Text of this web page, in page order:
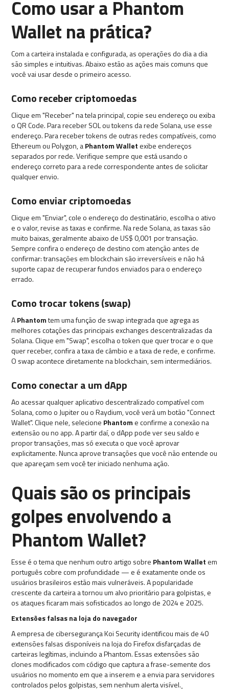
Como usar a Phantom
Wallet na prática?
Com a carteira instalada e configurada, as operações do dia a dia
são simples e intuitivas. Abaixo estão as ações mais comuns que
você vai usar desde o primeiro acesso.
Como receber criptomoedas
Clique em "Receber" na tela principal, copie seu endereço ou exiba
o QR Code. Para receber SOL ou tokens da rede Solana, use esse
endereço. Para receber tokens de outras redes compatíveis, como
Ethereum ou Polygon, aPhantom Wallet exibe endereços
separados por rede. Verifique sempre que está usando o
endereço correto para a rede correspondente antes de solicitar
qualquer envio.
Como enviar criptomoedas
Clique em "Enviar", cole o endereço do destinatário, escolha o ativo
e o valor, revise as taxas e confirme. Na rede Solana, as taxas são
muito baixas, geralmente abaixo de US$ 0,001 por transação.
Sempre confira o endereço de destino com atenção antes de
confirmar: transações em blockchain são irreversíveis e não há
suporte capaz de recuperar fundos enviados para o endereço
errado.
Como trocar tokens (swap)
APhantomtem uma função de swap integrada que agrega as
melhores cotações das principais exchanges descentralizadas da
Solana. Clique em "Swap", escolha o token que quer trocar e o que
quer receber, confira a taxa de câmbio e a taxa de rede, e confirme.
O swap acontece diretamente na blockchain, sem intermediários.
Como conectar a um dApp
Ao acessar qualquer aplicativo descentralizado compatível com
Solana, como o Jupiter ou o Raydium, você verá um botão "Connect
Wallet". Clique nele, selecione Phantom e confirme a conexão na
extensão ou no app. A partir daí, o dApp pode ver seu saldo e
propor transações, mas só executa o que você aprovar
explicitamente. Nunca aprove transações que você não entende ou
que apareçam sem você ter iniciado nenhuma ação.
Quais são os principais
golpes envolvendo a
Phantom Wallet?
Esse é o tema que nenhum outro artigo sobre Phantom Wallet em
português cobre com profundidade — e é exatamente onde os
usuários brasileiros estão mais vulneráveis. A popularidade
crescente da carteira a tornou um alvo prioritário para golpistas, e
os ataques ficaram mais sofisticados ao longo de 2024 e 2025.
Extensões falsas na loja do navegador
A empresa de cibersegurança Koi Security identificou mais de 40
extensões falsas disponíveis na loja do Firefox disfarçadas de
carteiras legítimas, incluindo a Phantom. Essas extensões são
clones modificados com código que captura a frase-semente dos
usuários no momento em que a inserem e a envia para servidores
controlados pelos golpistas, sem nenhum alerta visível.